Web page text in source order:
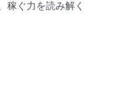
稼ぐ力を読み解く